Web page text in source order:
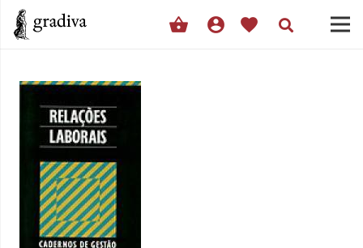
shopping_basket account_circle favorite